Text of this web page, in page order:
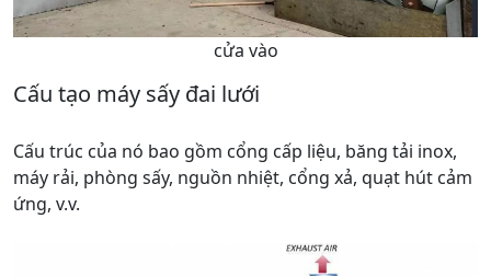
cửa vào
Cấu tạo máy sấy đai lưới
Cấu trúc của nó bao gồm cổng cấp liệu, băng tải inox,
máy rải, phòng sấy, nguồn nhiệt, cổng xả, quạt hút cảm
ứng, v.v.